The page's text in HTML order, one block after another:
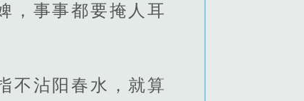
，事事都要掩人耳
不沾阳春水，就算